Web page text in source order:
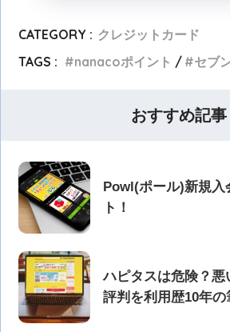
CATEGORY : クレジットカード
TAGS :
nanacoポイント セブ
おすすめ記事
Powl(ポール)新規入
ト！
ハピタスは危険？
評判を利用歴10年